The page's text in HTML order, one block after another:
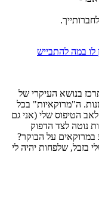
לו במה להתבייש
בנושא העיקרי של
ה"מרוקאיות" בכל
הטיפוס שלי (אני גם
נוטה לצד הדפוק
במרוקאים על הבוקר?
בזבל, שלפחות יהיה לי